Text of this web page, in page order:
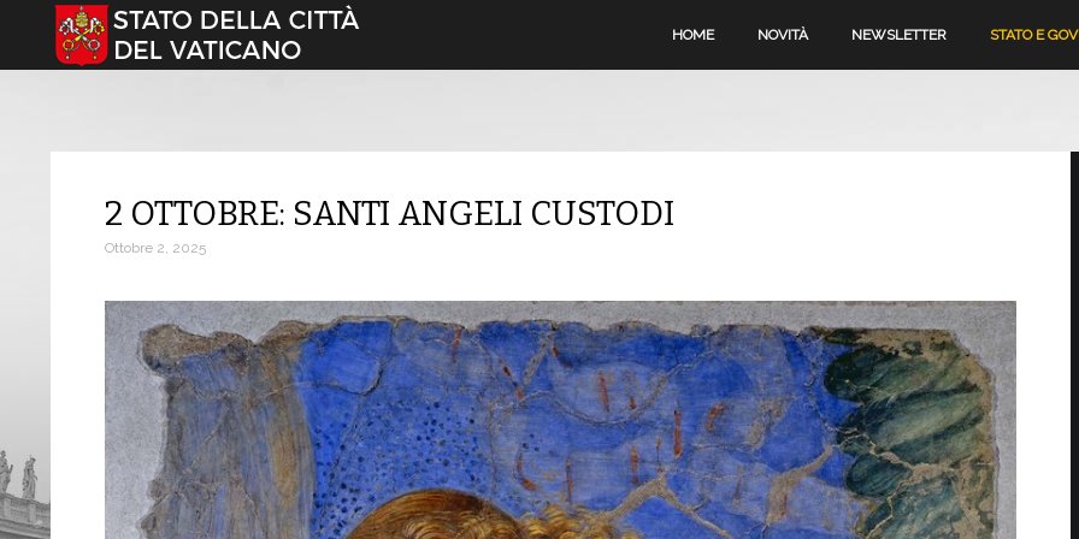
Seleziona la tua lingua HOME NOVITÀ NEWSLETTER STATO E
2 OTTOBRE: SANTI ANGELI CUSTODI
Ottobre 2, 2025